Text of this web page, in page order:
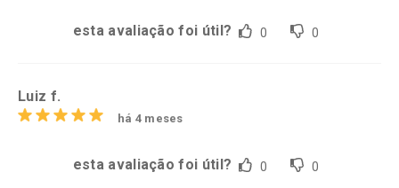
esta avaliação foi útil? 0 0
Luiz f.
há 4 meses
esta avaliação foi útil? 0 0